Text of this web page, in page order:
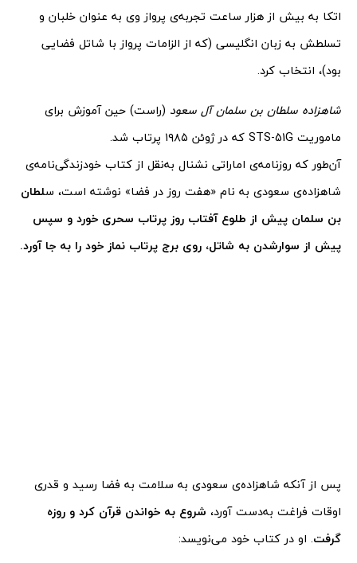
اتکا به بیش از هزار ساعت تجربه‌ی پرواز وی به عنوان خلبان و
تسلطش به زبان انگلیسی (که از الزامات پرواز با شاتل فضایی
بود)، انتخاب کرد.
شاهزاده سلطان بن سلمان آل سعود (راست) حین آموزش برای
ماموریت STS-51G که در ژوئن ۱۹۸۵ پرتاب شد.
آن‌طور که روزنامه‌ی اماراتی نشنال به‌نقل از کتاب خودزندگی‌نامه‌ی
شاهزاده‌ی سعودی به نام «هفت روز در فضا» نوشته است، سلطان
بن سلمان پیش از طلوع آفتاب روز پرتاب سحری خورد و سپس
پیش از سوارشدن به شاتل، روی برج پرتاب نماز خود را به جا آورد.
پس از آنکه شاهزاده‌ی سعودی به سلامت به فضا رسید و قدری
اوقات فراغت به‌دست آورد، شروع به خواندن قرآن کرد و روزه
گرفت. او در کتاب خود می‌نویسد: